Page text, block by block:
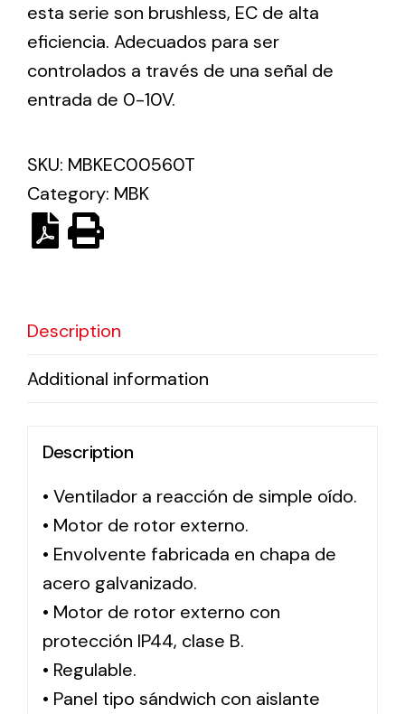
esta serie son brushless, EC de alta
eficiencia. Adecuados para ser
controlados a través de una señal de
entrada de 0-10V.
SKU: MBKEC00560T
Category: MBK
Description
Additional information
Description
• Ventilador a reacción de simple oído.
• Motor de rotor externo.
• Envolvente fabricada en chapa de
acero galvanizado.
• Motor de rotor externo con
protección IP44, clase B.
• Regulable.
• Panel tipo sándwich con aislante